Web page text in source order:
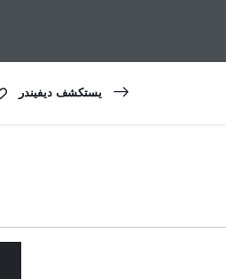
يستكشف ديفيندر